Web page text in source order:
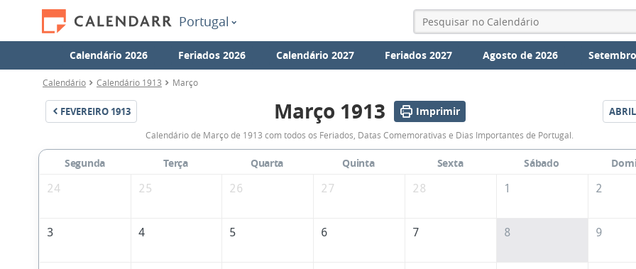
Portugal
Calendário 2026 Feriados 2026 Calendário 2027 Feriados 2027 Agosto de 2026
Calendário Calendário 1913 Março
FEVEREIRO 1913
Calendário
de
Março
1913
Março 1913 Imprimir ABRIL
Calendário de Março de 1913 com todos os Feriados, Datas Comemorativas e Dias Importantes de Portugal.
Segunda Terça Quarta Quinta Sexta Sábado
24
25 26 27 28 1 2
3 4 5 6 7 8 9